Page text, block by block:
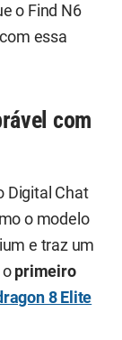
o Find N6
essa
com
Digital Chat
o modelo
e traz um
o primeiro
8 Elite